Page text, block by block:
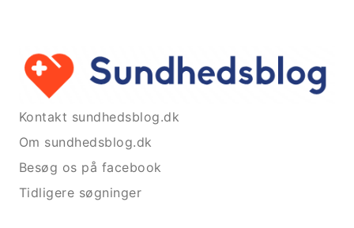
Kontakt sundhedsblog.dk
Om sundhedsblog.dk
Besøg os på facebook
Tidligere søgninger